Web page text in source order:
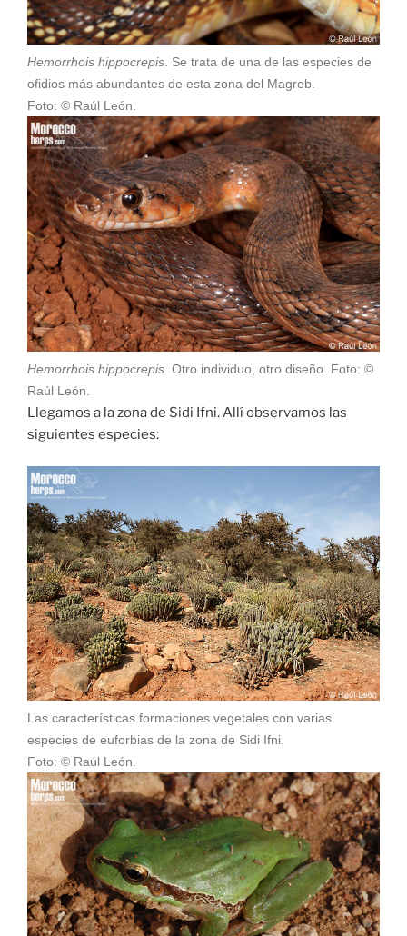
Hemorrhois hippocrepis. Se trata de una de las especies de
ofidios más abundantes de esta zona del Magreb.
Foto: © Raúl León.
Hemorrhois hippocrepis. Otro individuo, otro diseño. Foto: ©
Raúl León.
Llegamos a la zona de Sidi Ifni. Allí observamos las
siguientes especies:
Las características formaciones vegetales con varias
especies de euforbias de la zona de Sidi Ifni.
Foto: © Raúl León.